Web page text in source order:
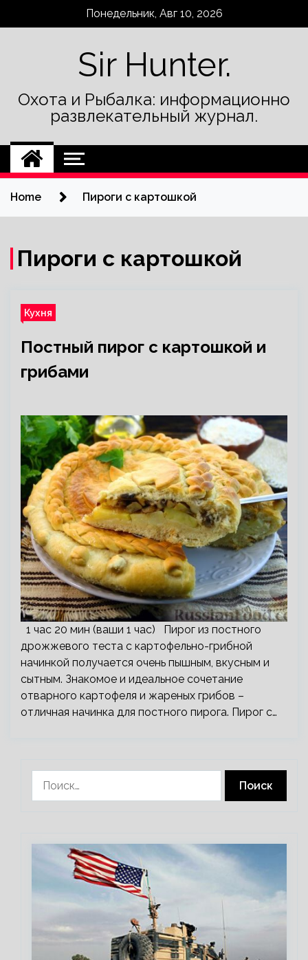
Понедельник, Авг 10, 2026
Sir Hunter.
Охота и Рыбалка: информационно
развлекательный журнал.
Home Пироги с картошкой
Пироги с картошкой
Кухня
Постный пирог с картошкой и
грибами
1 час 20 мин (ваши 1 час) Пирог из постного
дрожжевого теста с картофельно-грибной
начинкой получается очень пышным, вкусным и
сытным. Знакомое и идеальное сочетание
отварного картофеля и жареных грибов –
отличная начинка для постного пирога. Пирог с…